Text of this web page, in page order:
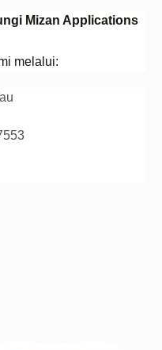
Mizan Applications
melalui: